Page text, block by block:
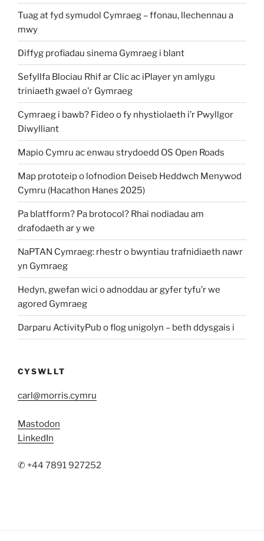
Tuag at fyd symudol Cymraeg – ffonau, llechennau a
mwy
Diffyg profiadau sinema Gymraeg i blant
Sefyllfa Blociau Rhif ar Clic ac iPlayer yn amlygu
triniaeth gwael o’r Gymraeg
Cymraeg i bawb? Fideo o fy nhystiolaeth i’r Pwyllgor
Diwylliant
Mapio Cymru ac enwau strydoedd OS Open Roads
Map prototeip o lofnodion Deiseb Heddwch Menywod
Cymru (Hacathon Hanes 2025)
Pa blatfform? Pa brotocol? Rhai nodiadau am
drafodaeth ar y we
NaPTAN Cymraeg: rhestr o bwyntiau trafnidiaeth nawr
yn Gymraeg
Hedyn, gwefan wici o adnoddau ar gyfer tyfu’r we
agored Gymraeg
Darparu ActivityPub o flog unigolyn – beth ddysgais i
CYSWLLT
carl@morris.cymru
Mastodon
LinkedIn
✆ +44 7891 927252